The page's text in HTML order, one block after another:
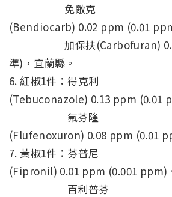
免敵克
(Bendiocarb) 0.02 ppm (0.01
加保扶(Carbofuran) 0.08
準)，宜蘭縣。
6. 紅椒1件：得克利
(Tebuconazole) 0.13 ppm (0.01
氟芬隆
(Flufenoxuron) 0.08 ppm (0.01
7. 黃椒1件：芬普尼
(Fipronil) 0.01 ppm (0.001 ppm)
百利普芬